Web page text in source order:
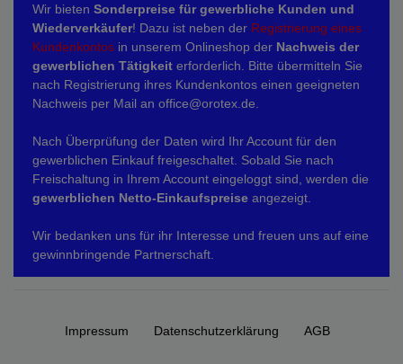
Wir bieten Sonderpreise für gewerbliche Kunden und
Wiederverkäufer! Dazu ist neben der Registrierung eines
Kundenkontos in unserem Onlineshop der Nachweis der
gewerblichen Tätigkeit erforderlich. Bitte übermitteln Sie
nach Registrierung ihres Kundenkontos einen geeigneten
Nachweis per Mail an office@orotex.de.
Nach Überprüfung der Daten wird Ihr Account für den
gewerblichen Einkauf freigeschaltet. Sobald Sie nach
Freischaltung in Ihrem Account eingeloggt sind, werden die
gewerblichen Netto-Einkaufspreise angezeigt.
Wir bedanken uns für ihr Interesse und freuen uns auf eine
gewinnbringende Partnerschaft.
Impressum Daten­schutz­erklärung AGB